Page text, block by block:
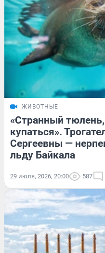
ЖИВОТНЫЕ
«Странный
купаться».
Сергеевны —
льду Байкала
29 июля, 2026, 20:00 587